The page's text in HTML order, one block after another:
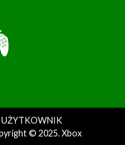
UŻYTKOWNIK
© 2025. Xbox